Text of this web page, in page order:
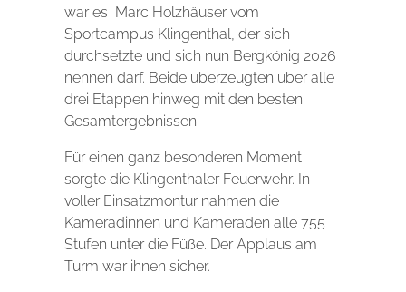
war es Marc Holzhäuser vom
Sportcampus Klingenthal, der sich
durchsetzte und sich nun Bergkönig 2026
nennen darf. Beide überzeugten über alle
drei Etappen hinweg mit den besten
Gesamtergebnissen.
Für einen ganz besonderen Moment
sorgte die Klingenthaler Feuerwehr. In
voller Einsatzmontur nahmen die
Kameradinnen und Kameraden alle 755
Stufen unter die Füße. Der Applaus am
Turm war ihnen sicher.